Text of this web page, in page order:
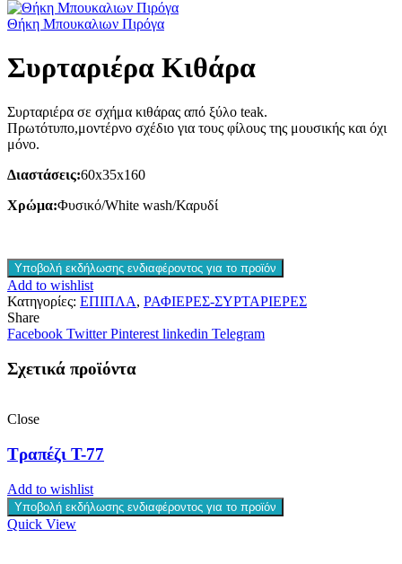
Θήκη Μπουκαλιων Πιρόγα
Συρταριέρα Κιθάρα
Συρταριέρα σε σχήμα κιθάρας από ξύλο teak.
Πρωτότυπο,μοντέρνο σχέδιο για τους φίλους της μουσικής και όχι
μόνο.
Διαστάσεις:60x35x160
Χρώμα:Φυσικό/White wash/Καρυδί
Υποβολή εκδήλωσης ενδιαφέροντος για το προϊόν
Add to wishlist
Κατηγορίες: ΕΠΙΠΛΑ, ΡΑΦΙΕΡΕΣ-ΣΥΡΤΑΡΙΕΡΕΣ
Share
Facebook Twitter Pinterest linkedin Telegram
Σχετικά προϊόντα
Close
Τραπέζι T-77
Add to wishlist
Υποβολή εκδήλωσης ενδιαφέροντος για το προϊόν
Quick View